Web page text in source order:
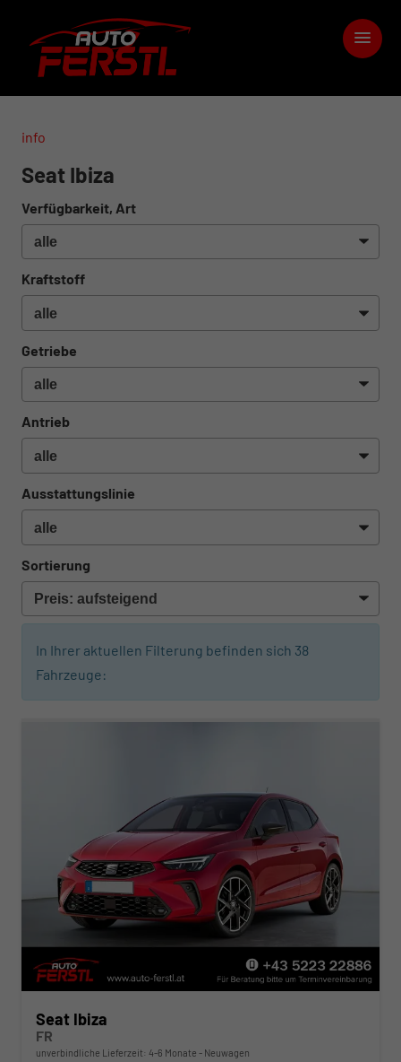
info
Seat Ibiza
Verfügbarkeit, Art
Kraftstoff
Getriebe
Antrieb
Ausstattungslinie
Sortierung
In Ihrer aktuellen Filterung befinden sich 38
Fahrzeuge:
Seat Ibiza
FR
unverbindliche Lieferzeit: 4-6 Monate Neuwagen